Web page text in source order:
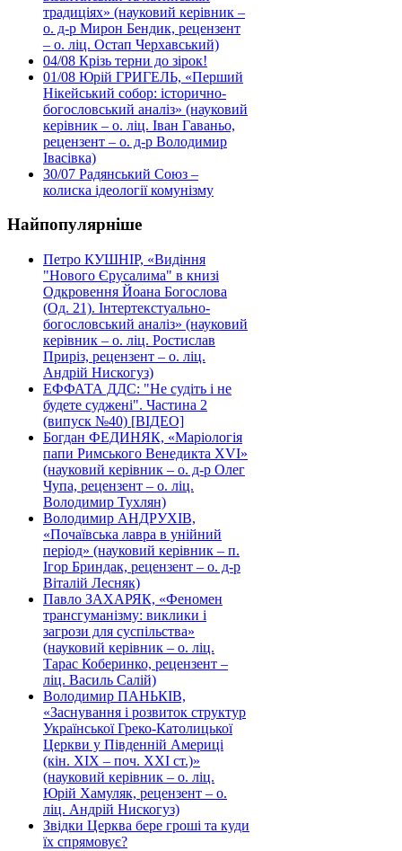
традиціях» (науковий керівник –
о. д-р Мирон Бендик, рецензент
– о. ліц. Остап Черхавський)
04/08 Крізь терни до зірок!
01/08 Юрій ГРИГЕЛЬ, «Перший
Нікейський собор: історично-
богословський аналіз» (науковий
керівник – о. ліц. Іван Гаваньо,
рецензент – о. д-р Володимир
Івасівка)
30/07 Радянський Союз –
колиска ідеології комунізму
Найпопулярніше
Петро КУШНІР, «Видіння
"Нового Єрусалима" в книзі
Одкровення Йоана Богослова
(Од. 21). Інтертекстуально-
богословський аналіз» (науковий
керівник – о. ліц. Ростислав
Приріз, рецензент – о. ліц.
Андрій Нискогуз)
ЕФФАТА ДДС: "Не судіть і не
будете суджені". Частина 2
(випуск №40) [ВІДЕО]
Богдан ФЕДИНЯК, «Маріологія
папи Римського Венедикта XVI»
(науковий керівник – о. д-р Олег
Чупа, рецензент – о. ліц.
Володимир Тухлян)
Володимир АНДРУХІВ,
«Почаївська лавра в унійний
період» (науковий керівник – п.
Ігор Бриндак, рецензент – о. д-р
Віталій Лесняк)
Павло ЗАХАРЯК, «Феномен
трансгуманізму: виклики і
загрози для суспільства»
(науковий керівник – о. ліц.
Тарас Коберинко, рецензент –
ліц. Василь Салій)
Володимир ПАНЬКІВ,
«Заснування і розвиток структур
Української Греко-Католицької
Церкви у Південній Америці
(кін. ХІХ – поч. ХХІ ст.)»
(науковий керівник – о. ліц.
Юрій Хамуляк, рецензент – о.
ліц. Андрій Нискогуз)
Звідки Церква бере гроші та куди
їх спрямовує?